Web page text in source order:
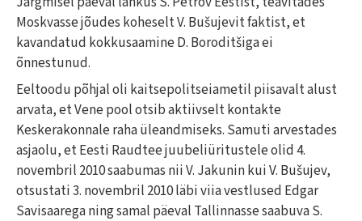
Moskvasse jõudes koheselt V. Bušujevit faktist, et
kavandatud kokkusaamine D. Boroditšiga ei
õnnestunud.
Eeltoodu põhjal oli kaitsepolitseiametil piisavalt alust
arvata, et Vene pool otsib aktiivselt kontakte
Keskerakonnale raha üleandmiseks. Samuti arvestades
asjaolu, et Eesti Raudtee juubeliüritustele olid 4.
novembril 2010 saabumas nii V. Jakunin kui V. Bušujev,
otsustati 3. novembril 2010 läbi viia vestlused Edgar
Savisaarega ning samal päeval Tallinnasse saabuva S.